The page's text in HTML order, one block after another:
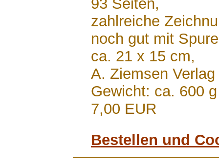
93 Seiten,
zahlreiche
noch gut mit
ca. 21 x 15 cm,
A. Ziemsen
Gewicht: ca. 600 g
7,00 EUR
Bestellen und